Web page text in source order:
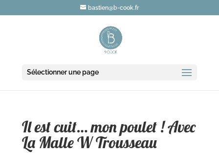
bastien@b-cook.fr
Sélectionner une page
Il est cuit… mon poulet ! Avec
La Malle W Trousseau